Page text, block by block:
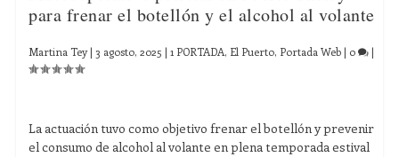
para frenar el botellón y el alcohol al volante
Martina Tey| 3 agosto, 2025 |1 PORTADA, El Puerto, Portada Web | 0 |
La actuación tuvo como objetivo frenar el botellón y prevenir
el consumo de alcohol al volante en plena temporada estival